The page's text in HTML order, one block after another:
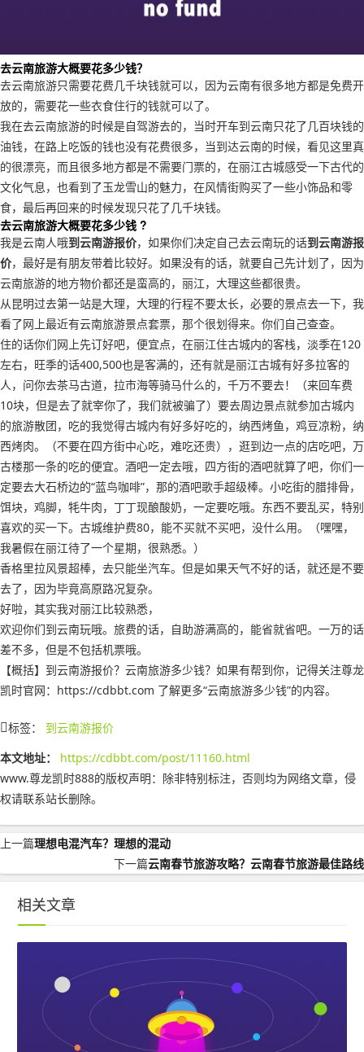
去云南旅游大概要花多少钱？
去云南旅游只需要花费几千块钱就可以，因为云南有很多地方都是免费开
放的，需要花一些衣食住行的钱就可以了。
我在去云南旅游的时候是自驾游去的，当时开车到云南只花了几百块钱的
油钱，在路上吃饭的钱也没有花费很多，当到达云南的时候，看见这里真
的很漂亮，而且很多地方都是不需要门票的，在丽江古城感受一下古代的
文化气息，也看到了玉龙雪山的魅力，在风情街购买了一些小饰品和零
食，最后再回来的时候发现只花了几千块钱。
去云南旅游大概要花多少钱 ?
我是云南人哦到云南游报价，如果你们决定自己去云南玩的话到云南游报
价，最好是有朋友带着比较好。如果没有的话，就要自己先计划了，因为
云南旅游的地方物价都还是蛮高的，丽江，大理这些都很贵。
从昆明过去第一站是大理，大理的行程不要太长，必要的景点去一下，我
看了网上最近有云南旅游景点套票，那个很划得来。你们自己查查。
住的话你们网上先订好吧，便宜点，在丽江住古城内的客栈，淡季在120
左右，旺季的话400,500也是客满的，还有就是丽江古城有好多拉客的
人，问你去茶马古道，拉市海等骑马什么的，千万不要去！（来回车费
10块，但是去了就宰你了，我们就被骗了）要去周边景点就参加古城内
的旅游散团，吃的我觉得古城内有好多好吃的，纳西烤鱼，鸡豆凉粉，纳
西烤肉。（不要在四方街中心吃，难吃还贵），逛到边一点的店吃吧，万
古楼那一条的吃的便宜。酒吧一定去哦，四方街的酒吧就算了吧，你们一
定要去大石桥边的“蓝鸟咖啡”，那的酒吧歌手超级棒。小吃街的腊排骨，
饵块，鸡脚，牦牛肉，丁丁现酿酸奶，一定要吃哦。东西不要乱买，特别
喜欢的买一下。古城维护费80，能不买就不买吧，没什么用。（嘿嘿，
我暑假在丽江待了一个星期，很熟悉。）
香格里拉风景超棒，去只能坐汽车。但是如果天气不好的话，就还是不要
去了，因为毕竟高原路况复杂。
好啦，其实我对丽江比较熟悉，
欢迎你们到云南玩哦。旅费的话，自助游满高的，能省就省吧。一万的话
差不多，但是不包括机票哦。
【概括】到云南游报价？云南旅游多少钱？如果有帮到你，记得关注尊龙
凯时官网：https://cdbbt.com 了解更多“云南旅游多少钱”的内容。
标签： 到云南游报价
本文地址：
https://cdbbt.com/post/11160.html
www.尊龙凯时888的版权声明： 除非特别标注，否则均为网络文章，侵
权请联系站长删除。
上一篇理想电混汽车？理想的混动
下一篇云南春节旅游攻略？云南春节旅游最佳路线
相关文章